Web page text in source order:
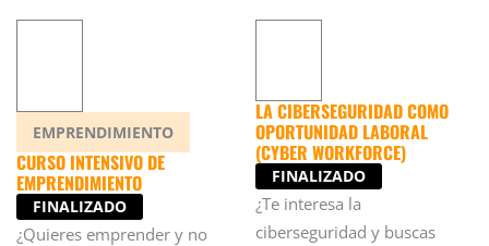
EMPRENDIMIENTO
CURSO INTENSIVO DE
EMPRENDIMIENTO
FINALIZADO
¿Quieres emprender y no
LA CIBERSEGURIDAD COMO
OPORTUNIDAD LABORAL
(CYBER WORKFORCE)
FINALIZADO
¿Te interesa la
ciberseguridad y buscas